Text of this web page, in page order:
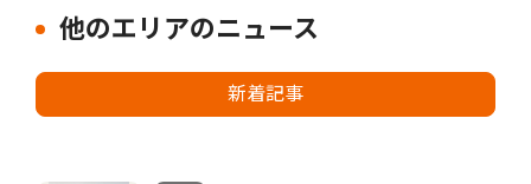
他のエリアのニュース
新着記事